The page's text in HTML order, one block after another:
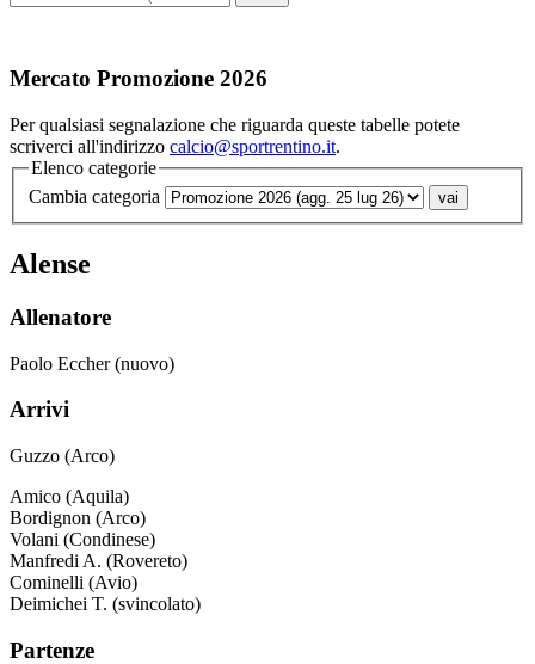
Mercato Promozione 2026
Per qualsiasi segnalazione che riguarda queste tabelle potete
scriverci all'indirizzo calcio@sportrentino.it.
Elenco categorie
Cambia categoria
Alense
Allenatore
Paolo Eccher (nuovo)
Arrivi
Guzzo (Arco)
Amico (Aquila)
Bordignon (Arco)
Volani (Condinese)
Manfredi A. (Rovereto)
Cominelli (Avio)
Deimichei T. (svincolato)
Partenze